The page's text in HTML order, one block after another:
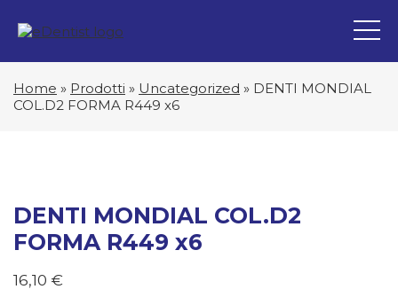
Home » Prodotti » Uncategorized » DENTI MONDIAL
COL.D2 FORMA R449 x6
DENTI MONDIAL COL.D2
FORMA R449 x6
16,10 €